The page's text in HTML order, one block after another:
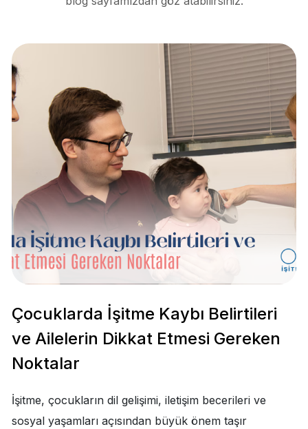
Çocuklarda İşitme Kaybı Belirtileri
ve Ailelerin Dikkat Etmesi Gereken
Noktalar
İşitme, çocukların dil gelişimi, iletişim becerileri ve
sosyal yaşamları açısından büyük önem taşır